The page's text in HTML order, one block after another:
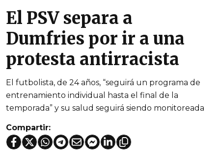
El PSV separa a
Dumfries por ir a una
protesta antirracista
El futbolista, de 24 años, “seguirá un programa de
entrenamiento individual hasta el final de la
temporada” y su salud seguirá siendo monitoreada
Compartir: